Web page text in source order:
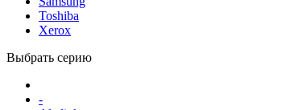
Toshiba
Xerox
Выбрать серию
-